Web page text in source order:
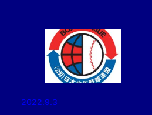
2022.9.3